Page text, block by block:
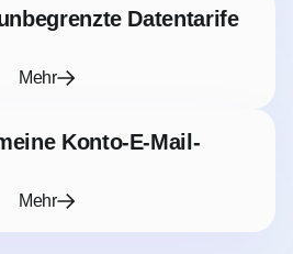
Datentarife
Mehr
Konto-E-Mail-
Mehr